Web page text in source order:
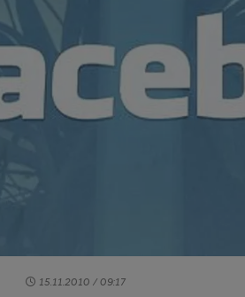
15.11.2010 / 09:17